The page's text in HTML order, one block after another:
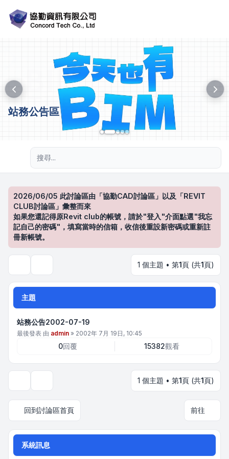
站務公告區
2026/06/05 此討論區由「協勤CAD討論區」以及「REVIT
CLUB討論區」彙整而來
如果您還記得原Revit club的帳號，請於"登入"介面點選"我忘
記自己的密碼"，填寫當時的信箱，收信後重設新密碼或重新註
冊新帳號。
1 個主題 • 第1頁 (共1頁)
主題
站務公告2002-07-19
最後發表 由 admin » 2002年 7月 19日, 10:45
0回覆 15382觀看
1 個主題 • 第1頁 (共1頁)
回到討論區首頁 前往
系統訊息